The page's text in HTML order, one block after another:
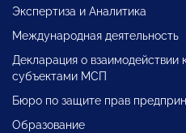
Экспертиза и Аналитика
Международная деятельность
Декларация о взаимодействии
субъектами МСП
Бюро по защите прав
Образование